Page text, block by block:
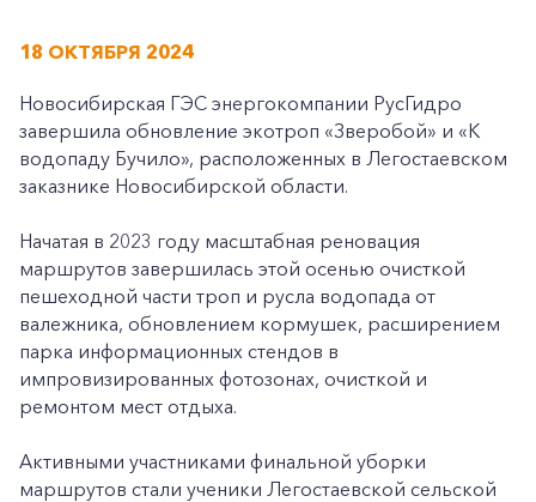
18 ОКТЯБРЯ 2024
Новосибирская ГЭС энергокомпании РусГидро
завершила обновление экотроп «Зверобой» и «К
водопаду Бучило», расположенных в Легостаевском
заказнике Новосибирской области.
Начатая в 2023 году масштабная реновация
маршрутов завершилась этой осенью очисткой
пешеходной части троп и русла водопада от
валежника, обновлением кормушек, расширением
парка информационных стендов в
импровизированных фотозонах, очисткой и
ремонтом мест отдыха.
Активными участниками финальной уборки
маршрутов стали ученики Легостаевской сельской